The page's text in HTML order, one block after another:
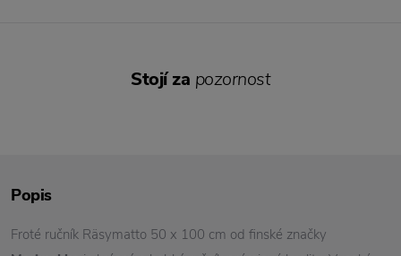
Popis
Froté ručník Räsymatto 50 x 100 cm od finské značky
Stojí za pozornost